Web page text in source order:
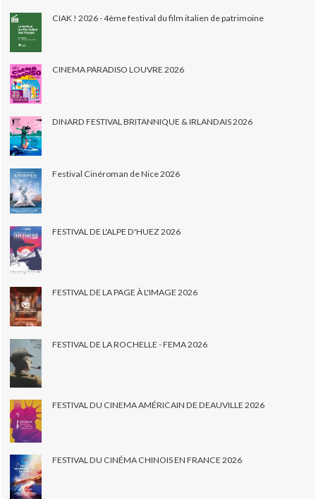
CIAK ! 2026 - 4ème festival du film italien de patrimoine
CINEMA PARADISO LOUVRE 2026
DINARD FESTIVAL BRITANNIQUE & IRLANDAIS 2026
Festival Cinéroman de Nice 2026
FESTIVAL DE L'ALPE D'HUEZ 2026
FESTIVAL DE LA PAGE À L'IMAGE 2026
FESTIVAL DE LA ROCHELLE - FEMA 2026
FESTIVAL DU CINEMA AMÉRICAIN DE DEAUVILLE 2026
FESTIVAL DU CINÉMA CHINOIS EN FRANCE 2026